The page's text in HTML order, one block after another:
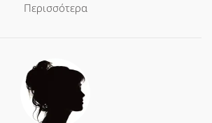
Περισσότερα